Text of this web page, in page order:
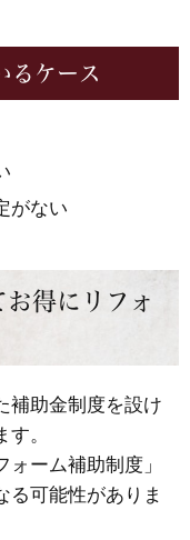
るケース
がない
得にリフォ
補助金制度を設け
。
ーム補助制度」
る可能性がありま